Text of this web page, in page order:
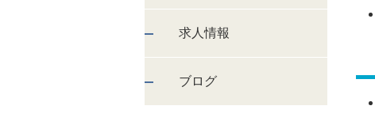
求人情報
ブログ